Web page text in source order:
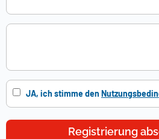
JA, ich stimme den
Registrierung